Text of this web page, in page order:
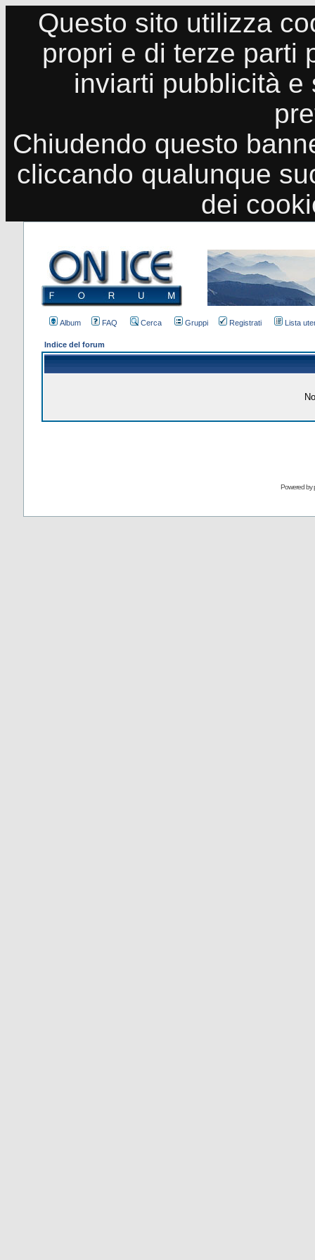
Questo sito utilizza
propri e di terze parti
inviarti pubblicità
Chiudendo questo
cliccando qualunque
dei
Album FAQ Cerca Gruppi Registrati Lista
Indice del forum
Powered by